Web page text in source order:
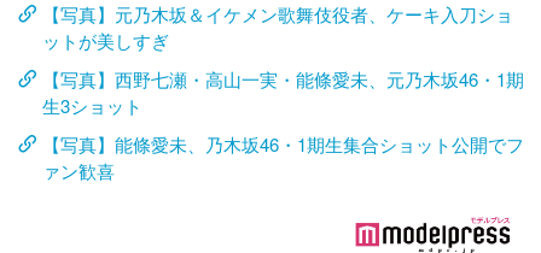
【写真】元乃木坂＆イケメン歌舞伎役者、ケーキ入刀ショ
ットが美しすぎ
【写真】西野七瀬・高山一実・能條愛未、元乃木坂46・1期
生3ショット
【写真】能條愛未、乃木坂46・1期生集合ショット公開でフ
ァン歓喜